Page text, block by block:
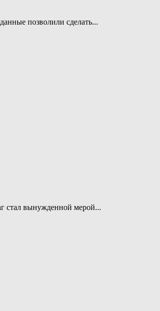
позволили сделать...
стал вынужденной мерой...